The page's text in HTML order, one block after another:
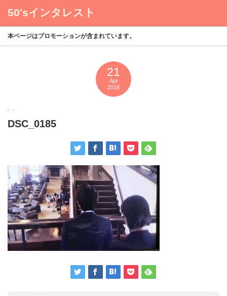
50'sインタレスト
本ページはプロモーションが含まれています。
21
Apr
2016
DSC_0185